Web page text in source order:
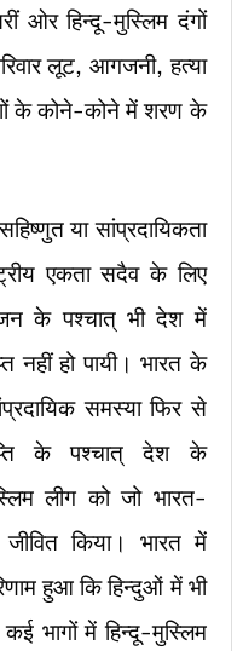
ओर हिन्दू-मुस्लिम दंगों
लूट, आगजनी, हत्या
के कोने-कोने में शरण के
या सांप्रदायिकता
एकता सदैव के लिए
के पश्चात् भी देश में
नहीं हो पायी। भारत के
समस्या फिर से
के पश्चात् देश के
लीग को जो भारत-
किया। भारत में
हुआ कि हिन्दुओं में भी
भागों में हिन्दू-मुस्लिम